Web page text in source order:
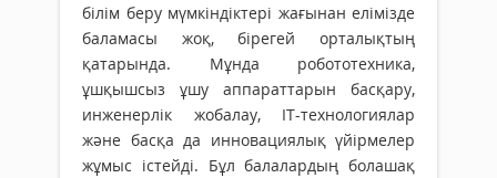
білім беру мүмкіндіктері жағынан елімізде
баламасы жоқ, бірегей орталықтың
қатарында. Мұнда робототехника,
ұшқышсыз ұшу аппараттарын басқару,
инженерлік жобалау, IT-технологиялар
және басқа да инновациялық үйірмелер
жұмыс істейді. Бұл балалардың болашақ